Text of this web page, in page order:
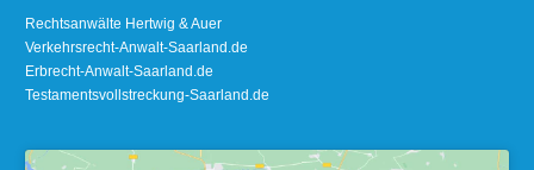
Rechtsanwälte Hertwig & Auer
Verkehrsrecht-Anwalt-Saarland.de
Erbrecht-Anwalt-Saarland.de
Testamentsvollstreckung-Saarland.de